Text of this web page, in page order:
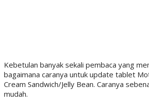
Kebetulan banyak sekali pembaca yang
bagaimana caranya untuk update tablet
Cream Sandwich/Jelly Bean. Caranya
mudah.